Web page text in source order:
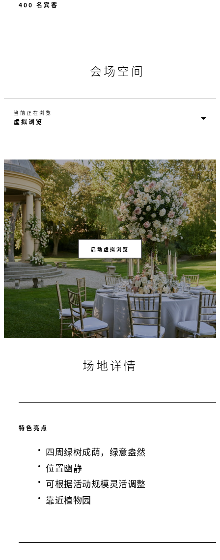
400 名宾客
会场空间
当前正在浏览
启动虚拟浏览
场地详情
特色亮点
四周绿树成荫，绿意盎然
位置幽静
可根据活动规模灵活调整
靠近植物园